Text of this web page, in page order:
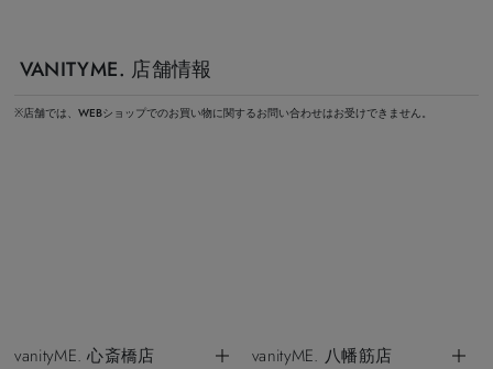
VANITYME. 店舗情報
※店舗では、WEBショップでのお買い物に関するお問い合わせはお受けできません。
vanityME. 心斎橋店 vanityME. 八幡筋店